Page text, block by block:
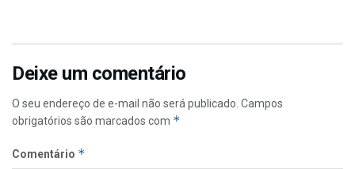
Deixe um comentário
O seu endereço de e-mail não será publicado. Campos
obrigatórios são marcados com *
Comentário *